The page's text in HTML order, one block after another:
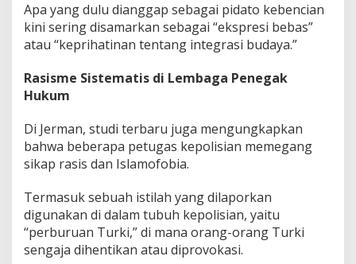
Apa yang dulu dianggap sebagai pidato kebencian
kini sering disamarkan sebagai “ekspresi bebas”
atau “keprihatinan tentang integrasi budaya.”
Rasisme Sistematis di Lembaga Penegak
Hukum
Di Jerman, studi terbaru juga mengungkapkan
bahwa beberapa petugas kepolisian memegang
sikap rasis dan Islamofobia.
Termasuk sebuah istilah yang dilaporkan
digunakan di dalam tubuh kepolisian, yaitu
“perburuan Turki,” di mana orang-orang Turki
sengaja dihentikan atau diprovokasi.